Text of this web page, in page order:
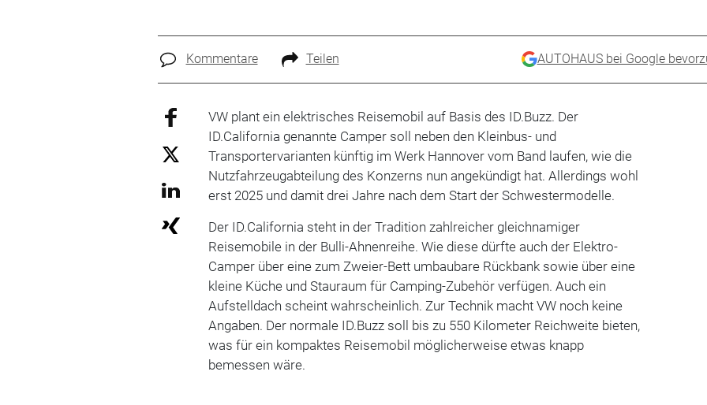
Kommentare Teilen AUTOHAUS bei Google
VW plant ein elektrisches Reisemobil auf Basis des ID.Buzz. Der
ID.California genannte Camper soll neben den Kleinbus- und
Transportervarianten künftig im Werk Hannover vom Band laufen, wie die
Nutzfahrzeugabteilung des Konzerns nun angekündigt hat. Allerdings wohl
erst 2025 und damit drei Jahre nach dem Start der Schwestermodelle.
Der ID.California steht in der Tradition zahlreicher gleichnamiger
Reisemobile in der Bulli-Ahnenreihe. Wie diese dürfte auch der Elektro-
Camper über eine zum Zweier-Bett umbaubare Rückbank sowie über eine
kleine Küche und Stauraum für Camping-Zubehör verfügen. Auch ein
Aufstelldach scheint wahrscheinlich. Zur Technik macht VW noch keine
Angaben. Der normale ID.Buzz soll bis zu 550 Kilometer Reichweite bieten,
was für ein kompaktes Reisemobil möglicherweise etwas knapp
bemessen wäre.